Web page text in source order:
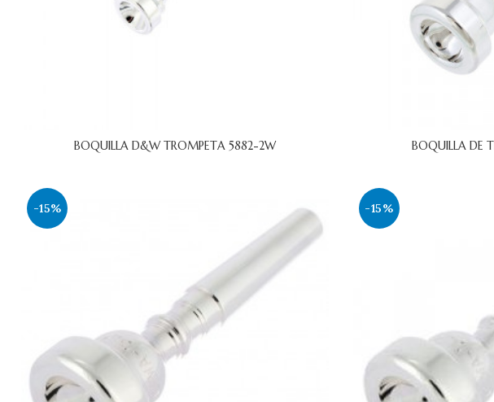
BOQUILLA D&W TROMPETA 5882-2W BOQUILLA DE
-15% -15%